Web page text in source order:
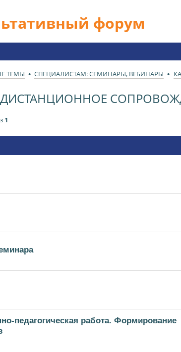
форум
ТЕМЫ СПЕЦИАЛИСТАМ: СЕМИНАРЫ, ВЕБИНАРЫ
ДИСТАНЦИОННОЕ
1
педагогическая работа. Формирование